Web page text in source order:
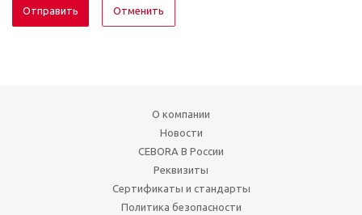
Отменить
О компании
Новости
CEBORA В России
Реквизиты
Сертификаты и стандарты
Политика безопасности